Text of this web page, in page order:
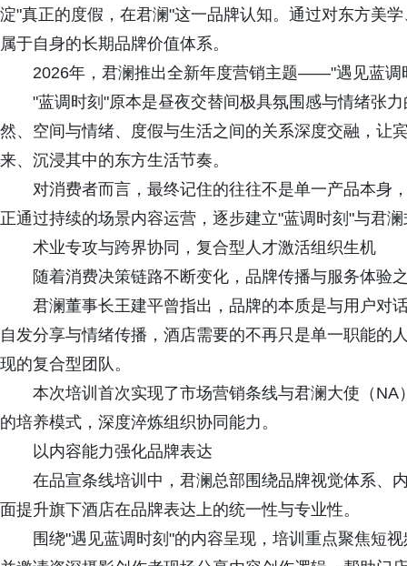
淀"真正的度假，在君澜"这一品牌认知。通过对东方美
属于自身的长期品牌价值体系。
2026年，君澜推出全新年度营销主题——"遇见蓝调
"蓝调时刻"原本是昼夜交替间极具氛围感与情绪张
然、空间与情绪、度假与生活之间的关系深度交融，让
来、沉浸其中的东方生活节奏。
对消费者而言，最终记住的往往不是单一产品本身
正通过持续的场景内容运营，逐步建立"蓝调时刻"与君
术业专攻与跨界协同，复合型人才激活组织生机
随着消费决策链路不断变化，品牌传播与服务体验
君澜董事长王建平曾指出，品牌的本质是与用户对
自发分享与情绪传播，酒店需要的不再只是单一职能的
现的复合型团队。
本次培训首次实现了市场营销条线与君澜大使（
的培养模式，深度淬炼组织协同能力。
以内容能力强化品牌表达
在品宣条线培训中，君澜总部围绕品牌视觉体系、
面提升旗下酒店在品牌表达上的统一性与专业性。
围绕"遇见蓝调时刻"的内容呈现，培训重点聚焦短